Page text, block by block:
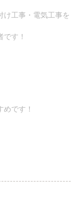
け工事・電気工事を
す！
です！